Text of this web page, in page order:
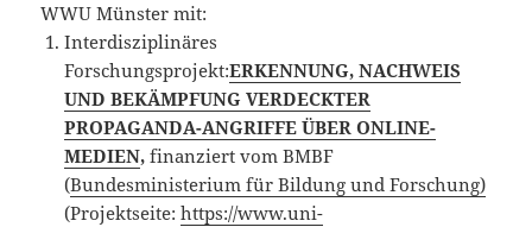
WWU Münster mit:
Interdisziplinäres
Forschungsprojekt:ERKENNUNG, NACHWEIS
UND BEKÄMPFUNG VERDECKTER
PROPAGANDA-ANGRIFFE ÜBER ONLINE-
MEDIEN, finanziert vom BMBF
(Bundesministerium für Bildung und Forschung)
(Projektseite:https://www.uni-